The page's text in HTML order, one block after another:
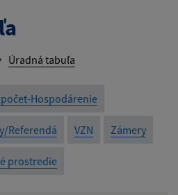
Úradná tabuľa
Hospodárenie
Referendá VZN Zámery
prostredie